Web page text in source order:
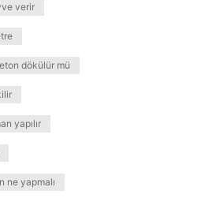
verir
dökülür mü
yapılır
ne yapmalı